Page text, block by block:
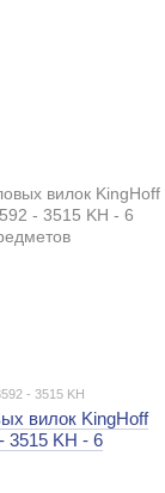
- 3515 KH
вилок KingHoff
3515 KH - 6